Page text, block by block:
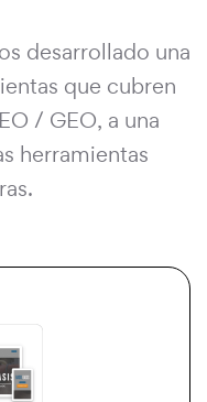
desarrollado una
que cubren
/ GEO, a una
herramientas